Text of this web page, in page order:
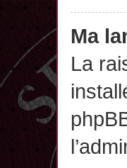
Ma
La